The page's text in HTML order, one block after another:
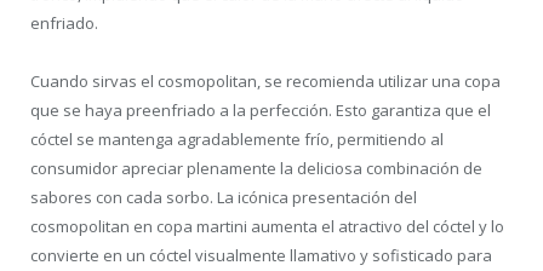
enfriado.
Cuando sirvas el cosmopolitan, se recomienda utilizar una copa
que se haya preenfriado a la perfección. Esto garantiza que el
cóctel se mantenga agradablemente frío, permitiendo al
consumidor apreciar plenamente la deliciosa combinación de
sabores con cada sorbo. La icónica presentación del
cosmopolitan en copa martini aumenta el atractivo del cóctel y lo
convierte en un cóctel visualmente llamativo y sofisticado para